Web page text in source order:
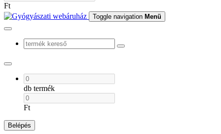
Ft
Toggle navigation Menü
db termék
Ft
Belépés